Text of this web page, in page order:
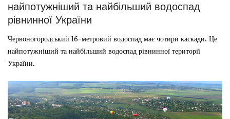
найпотужніший та найбільший водоспад
рівнинної України
Червоногородський 16-метровий водоспад має чотири каскади. Це
найпотужніший та найбільший водоспад рівнинної території
України.